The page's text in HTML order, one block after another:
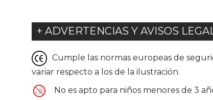
+ ADVERTENCIAS Y AVISOS
Cumple las normas europeas de
variar respecto a los de la ilustración.
No es apto para niños menores de 3